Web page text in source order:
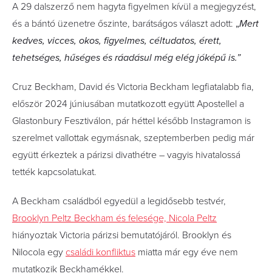
A 29 dalszerző nem hagyta figyelmen kívül a megjegyzést,
és a bántó üzenetre őszinte, barátságos választ adott: „Mert
kedves, vicces, okos, figyelmes, céltudatos, érett,
tehetséges, hűséges és ráadásul még elég jóképű is.”
Cruz Beckham, David és Victoria Beckham legfiatalabb fia,
először 2024 júniusában mutatkozott együtt Apostellel a
Glastonbury Fesztiválon, pár héttel később Instagramon is
szerelmet vallottak egymásnak, szeptemberben pedig már
együtt érkeztek a párizsi divathétre – vagyis hivatalossá
tették kapcsolatukat.
A Beckham családból egyedül a legidősebb testvér,
Brooklyn Peltz Beckham és felesége, Nicola Peltz
hiányoztak Victoria párizsi bemutatójáról. Brooklyn és
Nilocola egy családi konfliktus miatta már egy éve nem
mutatkozik Beckhamékkel.